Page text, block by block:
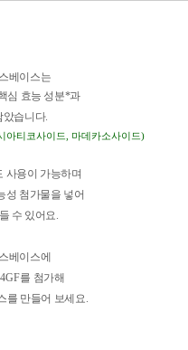
베이스는
심 효능 성분*과
았습니다.
아티코사이드 마데카소사이드)
사용이 가능하며
성 첨가물을 넣어
수 있어요.
베이스에
4GF를 첨가해
를 만들어 보세요